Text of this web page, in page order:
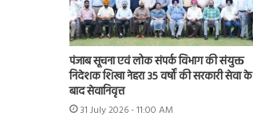
पंजाब सूचना एवं लोक संपर्क विभाग की संयुक्त
निदेशक शिखा नेहरा 35 वर्षों की सरकारी सेवा के
बाद सेवानिवृत्त
31 July 2026 - 11:00 AM